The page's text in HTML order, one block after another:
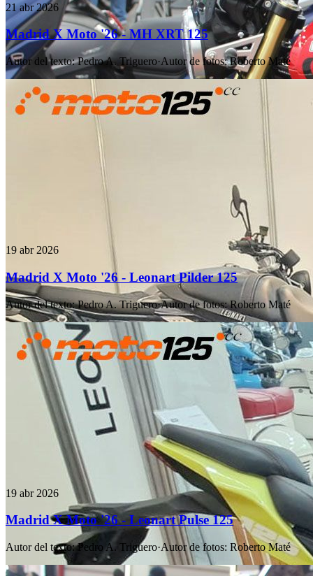
21 abr 2026
Madrid X Moto '26 - MH XRT 125
Autor del texto: Pedro A. Triguero·Autor de fotos: Roberto Maté
19 abr 2026
Madrid X Moto '26 - Leonart Pilder 125
Autor del texto: Pedro A. Triguero·Autor de fotos: Roberto Maté
19 abr 2026
Madrid X Moto '26 - Leonart Pulse 125
Autor del texto: Pedro A. Triguero·Autor de fotos: Roberto Maté